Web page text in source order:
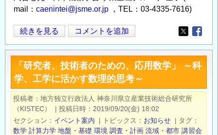
mail： caenintei@jsme.or.jp ，TEL：03-4335-7616)
2022
年
度
計
算
力
学
技
術
続きを見る コメントを追加
Opens in
「研究者、技術者のための、応用数学」 ～科
学、工学に活かす数理的思考～
投稿者
地方独立行政法人 神奈川県立産業技術総合研究所
（KISTEC）
| 投稿日時
2019/09/20(金) 18:02
セクション
イベント案内 | トピックス お知らせ | タグ
数学 計算力学 地盤・基礎 環境 調査・計画 流域・都市 講習会